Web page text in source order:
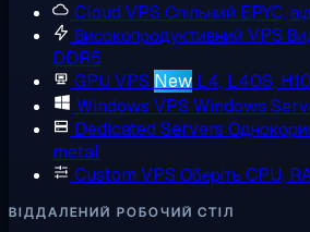
Cloud VPS Спільний EPYC,
Високопродуктивний VPS
DDR5
GPU VPS New L4, L40S,
Windows VPS Windows
Dedicated Servers
metal
Custom VPS Оберіть CPU,
ВІДДАЛЕНИЙ РОБОЧИЙ СТІЛ